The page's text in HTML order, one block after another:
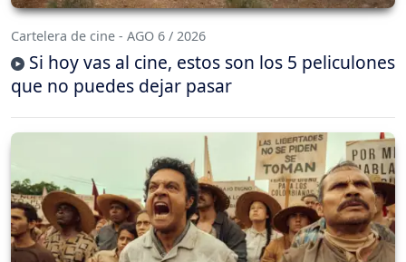
Cartelera de cine - AGO 6 / 2026
Si hoy vas al cine, estos son los 5 peliculones
que no puedes dejar pasar